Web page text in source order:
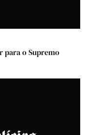
para o Supremo